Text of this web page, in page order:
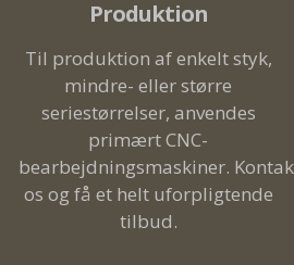
Produktion
Til produktion af enkelt styk,
mindre- eller større
seriestørrelser, anvendes
primært CNC-
bearbejdningsmaskiner.
os og få et helt uforpligtende
tilbud.